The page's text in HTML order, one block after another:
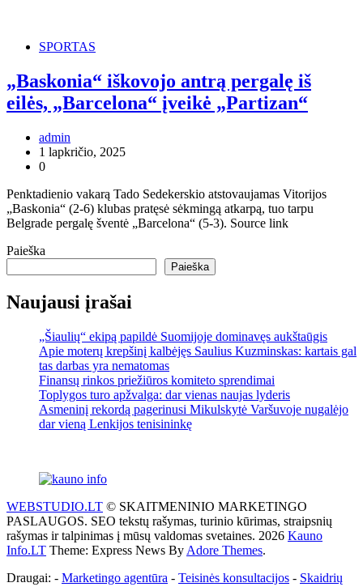
SPORTAS
„Baskonia“ iškovojo antrą pergalę iš
eilės, „Barcelona“ įveikė „Partizan“
admin
1 lapkričio, 2025
0
Penktadienio vakarą Tado Sedekerskio atstovaujamas Vitorijos
„Baskonia“ (2-6) klubas pratęsė sėkmingą atkarpą, tuo tarpu
Belgrade pergalę šventė „Barcelona“ (5-3). Source link
Paieška
Paieška
Naujausi įrašai
„Šiaulių“ ekipą papildė Suomijoje dominavęs aukštaūgis
Apie moterų krepšinį kalbėjęs Saulius Kuzminskas: kartais gal
tas darbas yra nematomas
Finansų rinkos priežiūros komiteto sprendimai
Toplygos turo apžvalga: dar vienas naujas lyderis
Asmeninį rekordą pagerinusi Mikulskytė Varšuvoje nugalėjo
dar vieną Lenkijos tenisininkę
WEBSTUDIO.LT © SKAITMENINIO MARKETINGO
PASLAUGOS. SEO tekstų rašymas, turinio kūrimas, straipsnių
rašymas ir talpinimas į mūsų valdomas svetaines. 2026 Kauno
Info.LT Theme: Express News By Adore Themes.
Draugai: - Marketingo agentūra - Teisinės konsultacijos - Skaidrių